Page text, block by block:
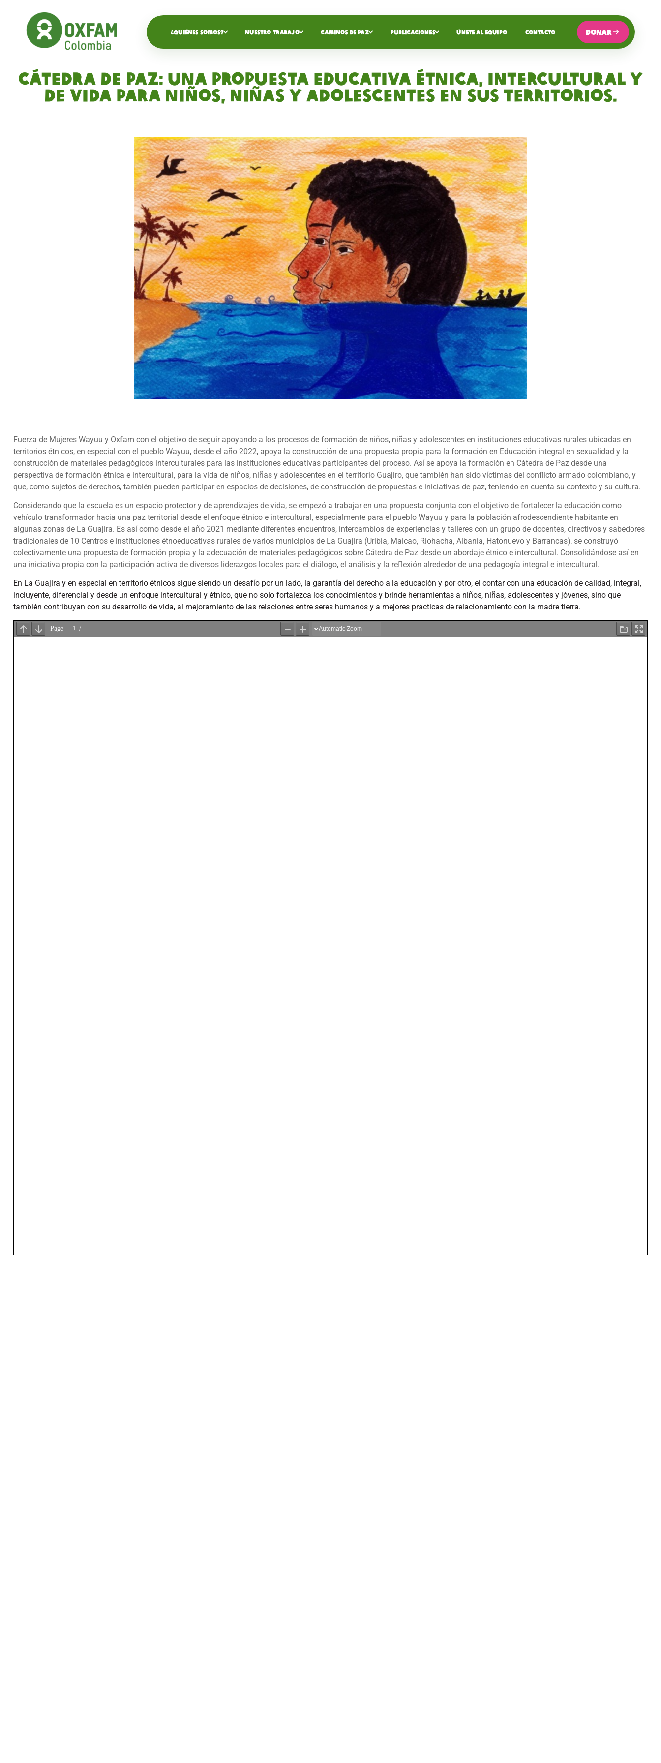
¿QUIÉNES SOMOS? NUESTRO TRABAJO CAMINOS DE PAZ PUBLICACIONES ÚNETE AL EQUIPO CONTACTO DONAR
Cátedra de Paz: Una propuesta educativa étnica, intercultural y
de vida para niños, niñas y adolescentes en sus territorios.
Fuerza de Mujeres Wayuu y Oxfam con el objetivo de seguir apoyando a los procesos de formación de niños, niñas y adolescentes en instituciones educativas rurales ubicadas en
territorios étnicos, en especial con el pueblo Wayuu, desde el año 2022, apoya la construcción de una propuesta propia para la formación en Educación integral en sexualidad y la
construcción de materiales pedagógicos interculturales para las instituciones educativas participantes del proceso. Así se apoya la formación en Cátedra de Paz desde una
perspectiva de formación étnica e intercultural, para la vida de niños, niñas y adolescentes en el territorio Guajiro, que también han sido víctimas del conflicto armado colombiano, y
que, como sujetos de derechos, también pueden participar en espacios de decisiones, de construcción de propuestas e iniciativas de paz, teniendo en cuenta su contexto y su cultura.
Considerando que la escuela es un espacio protector y de aprendizajes de vida, se empezó a trabajar en una propuesta conjunta con el objetivo de fortalecer la educación como
vehículo transformador hacia una paz territorial desde el enfoque étnico e intercultural, especialmente para el pueblo Wayuu y para la población afrodescendiente habitante en
algunas zonas de La Guajira. Es así como desde el año 2021 mediante diferentes encuentros, intercambios de experiencias y talleres con un grupo de docentes, directivos y sabedores
tradicionales de 10 Centros e instituciones étnoeducativas rurales de varios municipios de La Guajira (Uribia, Maicao, Riohacha, Albania, Hatonuevo y Barrancas), se construyó
colectivamente una propuesta de formación propia y la adecuación de materiales pedagógicos sobre Cátedra de Paz desde un abordaje étnico e intercultural. Consolidándose así en
una iniciativa propia con la participación activa de diversos liderazgos locales para el diálogo, el análisis y la reexión alrededor de una pedagogía integral e intercultural.
En La Guajira y en especial en territorio étnicos sigue siendo un desafío por un lado, la garantía del derecho a la educación y por otro, el contar con una educación de calidad, integral,
incluyente, diferencial y desde un enfoque intercultural y étnico, que no solo fortalezca los conocimientos y brinde herramientas a niños, niñas, adolescentes y jóvenes, sino que
también contribuyan con su desarrollo de vida, al mejoramiento de las relaciones entre seres humanos y a mejores prácticas de relacionamiento con la madre tierra.